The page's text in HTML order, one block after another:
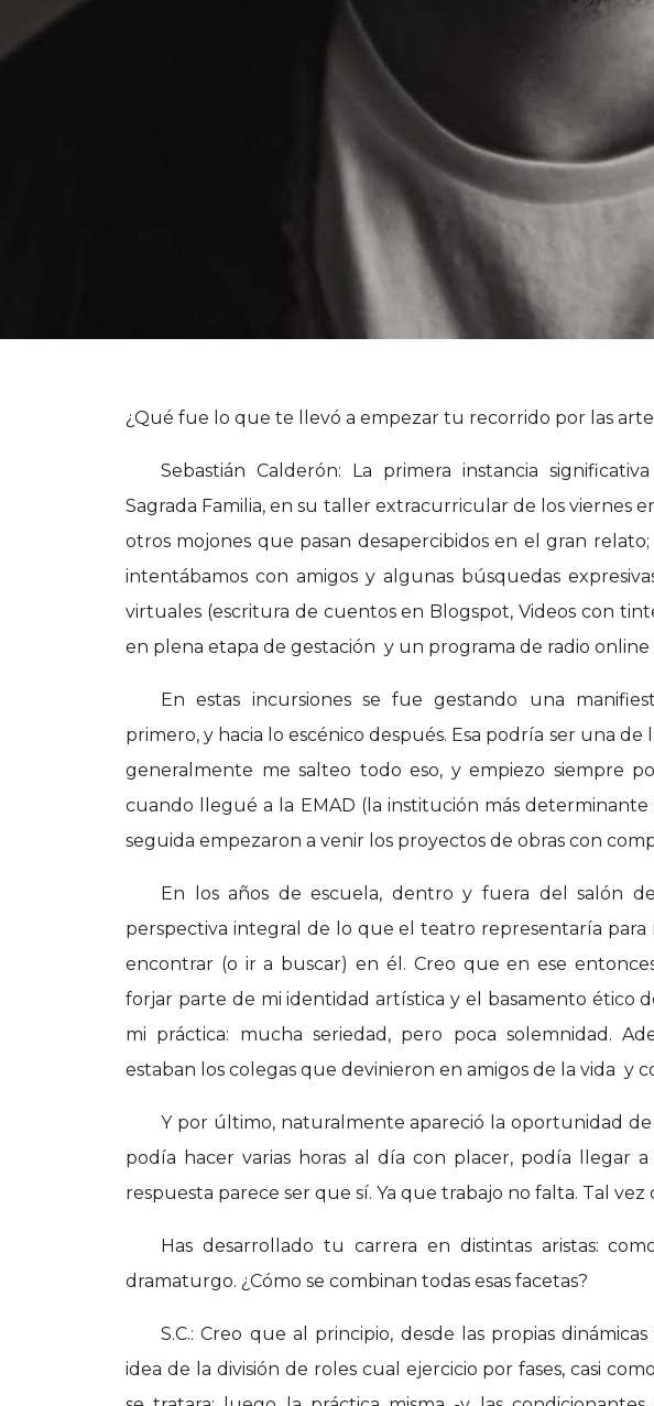
¿Qué fue lo que te llevó a empezar tu recorrido por las
Sebastián Calderón: La primera instancia
Sagrada Familia, en su taller extracurricular de los viernes
otros mojones que pasan desapercibidos en el gran
intentábamos con amigos y algunas búsquedas
virtuales (escritura de cuentos en Blogspot, Videos con
en plena etapa de gestación y un programa de radio online
En estas incursiones se fue gestando una
primero, y hacia lo escénico después. Esa podría ser una
generalmente me salteo todo eso, y empiezo siempre
cuando llegué a la EMAD (la institución más
seguida empezaron a venir los proyectos de obras con
En los años de escuela, dentro y fuera del salón
perspectiva integral de lo que el teatro representaría
encontrar (o ir a buscar) en él. Creo que en ese
forjar parte de mi identidad artística y el basamento ético
mi práctica: mucha seriedad, pero poca solemnidad.
estaban los colegas que devinieron en amigos de la vida y
Y por último, naturalmente apareció la oportunidad
podía hacer varias horas al día con placer, podía llegar
respuesta parece ser que sí. Ya que trabajo no falta. Tal vez
Has desarrollado tu carrera en distintas aristas:
dramaturgo. ¿Cómo se combinan todas esas facetas?
S.C.: Creo que al principio, desde las propias
idea de la división de roles cual ejercicio por fases, casi